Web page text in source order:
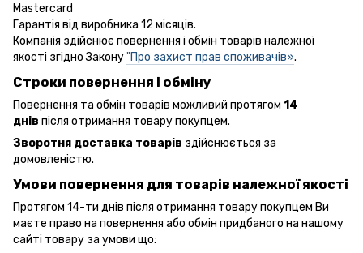
Mastercard
Гарантія від виробника 12 місяців.
Компанія здійснює повернення і обмін товарів належної
якості згідно Закону"Про захист прав споживачів».
Строки повернення і обміну
Повернення та обмін товарів можливий протягом 14
днів після отримання товару покупцем.
Зворотня доставка товарів здійснюється за
домовленістю.
Умови повернення для товарів належної якості
Протягом 14-ти днів після отримання товару покупцем Ви
маєте право на повернення або обмін придбаного на нашому
сайті товару за умови що: